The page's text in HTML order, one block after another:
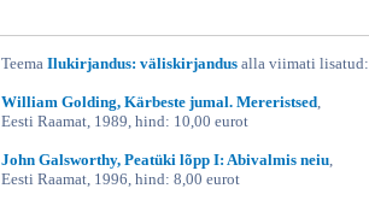
Teema Ilukirjandus: väliskirjandus alla viimati lisatud:
William Golding, Kärbeste jumal. Mereristsed
Eesti Raamat, 1989, hind: 10,00 eurot
John Galsworthy, Peatüki lõpp I: Abivalmis neiu
Eesti Raamat, 1996, hind: 8,00 eurot